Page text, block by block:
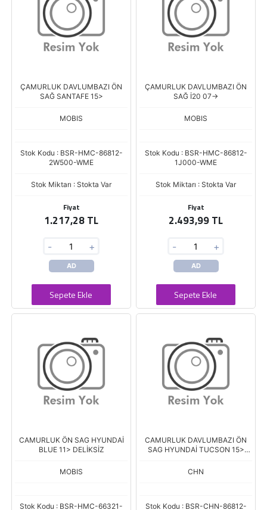
ÇAMURLUK DAVLUMBAZI ÖN
SAĞ SANTAFE 15>
MOBIS
Stok Kodu : BSR-HMC-86812-
2W500-WME
Stok Miktarı : Stokta Var
Fiyat
1.217,28 TL
- +
AD
Sepete Ekle
ÇAMURLUK DAVLUMBAZI ÖN
SAĞ İ20 07->
MOBIS
Stok Kodu : BSR-HMC-86812-
1J000-WME
Stok Miktarı : Stokta Var
Fiyat
2.493,99 TL
- +
AD
Sepete Ekle
CAMURLUK ÖN SAG HYUNDAİ
BLUE 11> DELİKSİZ
MOBIS
Stok Kodu : BSR-HMC-66321-
CAMURLUK DAVLUMBAZI ÖN
SAG HYUNDAİ TUCSON 15>
CHN
Stok Kodu : BSR-CHN-86812-